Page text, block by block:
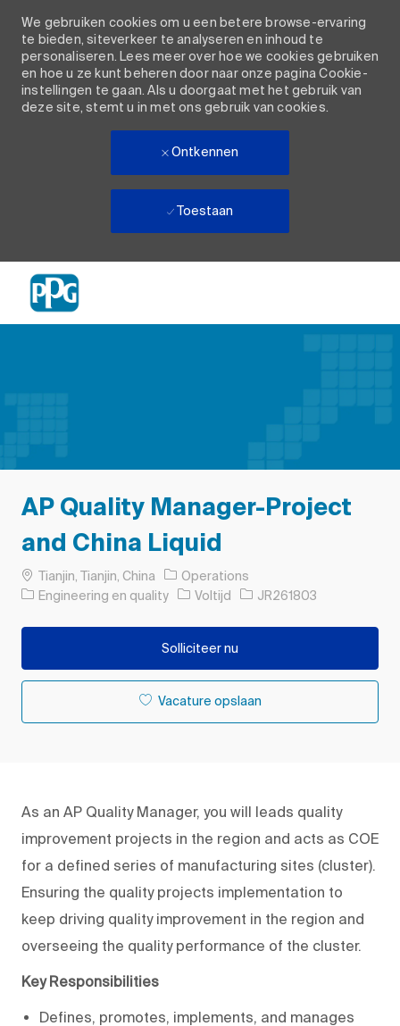
We gebruiken cookies om u een betere browse-ervaring
te bieden, siteverkeer te analyseren en inhoud te
personaliseren. Lees meer over hoe we cookies gebruiken
en hoe u ze kunt beheren door naar onze pagina Cookie-
instellingen te gaan. Als u doorgaat met het gebruik van
deze site, stemt u in met ons gebruik van cookies.
Ontkennen
Toestaan
AP Quality Manager-Project
and China Liquid
PlaatsTianjin, Tianjin, China
Operations
Categorie
Engineering en quality Soort baan
Voltijd Taak-ID
JR261803
Solliciteer nu
Vacature opslaan
As an AP Quality Manager, you will leads quality
improvement projects in the region and acts as COE
for a defined series of manufacturing sites (cluster).
Ensuring the quality projects implementation to
keep driving quality improvement in the region and
overseeing the quality performance of the cluster.
Key Responsibilities
Defines, promotes, implements, and manages